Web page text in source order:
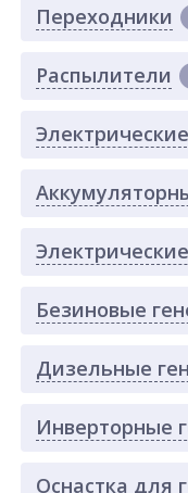
Переходники
Распылители
Безиновые
Дизельные
Инверторные
Оснастка для